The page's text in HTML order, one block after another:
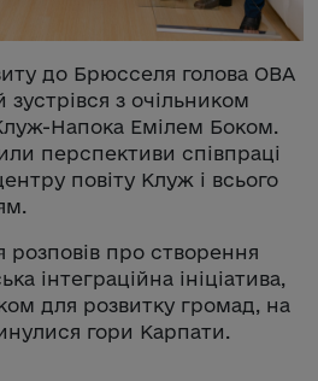
до Брюсселя голова ОВА
з очільником
Напока Емілем Боком.
перспективи співпраці
повіту Клуж і всього
розповів про створення
інтеграційна ініціатива,
для розвитку громад, на
гори Карпати.